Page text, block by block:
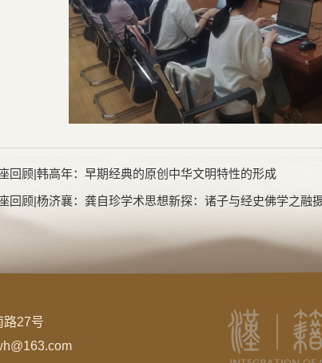
回顾|韩高年：早期经典的原创中华文明特性的形成
回顾|杨济襄：龚自珍学术思想新探：诸子与经史佛学之融
路27号